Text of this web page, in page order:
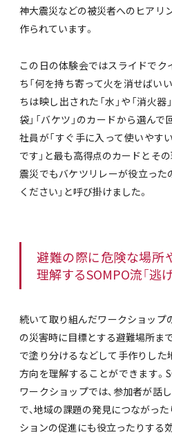
神大震災などの被災者へのヒアリ
作られています。
この日の体験会ではスライドでク
ち「何を持ち寄って火を消せばい
ちは映し出された「水」や「消火器
袋」「バケツ」のカードから選ん
社員が「すぐ手に入って使いやす
です」と最も高得点のカードとそ
震災でもバケツリレーが役立った
ください」と呼び掛けました。
避難の際に危険な場所
理解するSOMPO流「逃
続いて取り組んだワークショップ
の災害時に目標とする避難場所ま
で塗り分けるなどして手作りした
方向を理解することができます。
ワークショップでは、参加者が話
で、地域の課題の発見につながっ
ションの促進にも役立ったりする